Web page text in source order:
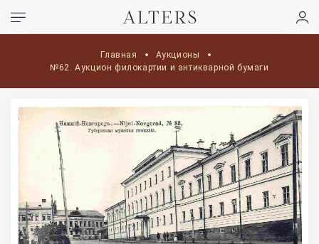
Главная
Аукционы
№62. Аукцион филокартии и антикварной бумаги